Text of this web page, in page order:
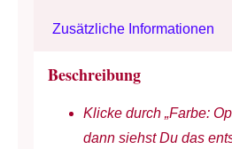
-
Zusätzliche Informationen
Beschreibung
Klicke durch „Farbe:
dann siehst Du das